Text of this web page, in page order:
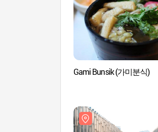
Gami Bunsik (가미분식)